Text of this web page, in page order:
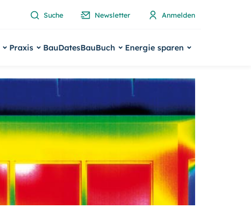
Suche Newsletter Anmelden
Praxis BauDatesBauBuch Energie sparen